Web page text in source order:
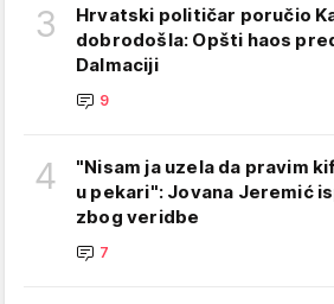
3
Hrvatski političar poručio
dobrodošla: Opšti haos
Dalmaciji
9
4
"Nisam ja uzela da pravim
u pekari": Jovana Jeremić
zbog veridbe
7